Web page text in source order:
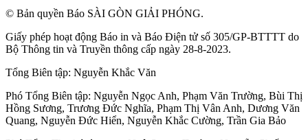
© Bản quyền Báo SÀI GÒN GIẢI PHÓNG.
Giấy phép hoạt động Báo in và Báo Điện tử số 305/GP-BTTTT do
Bộ Thông tin và Truyền thông cấp ngày 28-8-2023.
Tổng Biên tập: Nguyễn Khắc Văn
Phó Tổng Biên tập: Nguyễn Ngọc Anh, Phạm Văn Trường, Bùi Thị
Hồng Sương, Trương Đức Nghĩa, Phạm Thị Vân Anh, Dương Văn
Quang, Nguyễn Đức Hiển, Nguyễn Khắc Cường, Trần Gia Bảo